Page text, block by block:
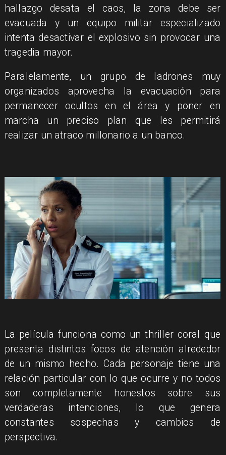
hallazgo desata el caos, la zona debe ser
evacuada y un equipo militar especializado
intenta desactivar el explosivo sin provocar una
tragedia mayor.
Paralelamente, un grupo de ladrones muy
organizados aprovecha la evacuación para
permanecer ocultos en el área y poner en
marcha un preciso plan que les permitirá
realizar un atraco millonario a un banco.
La película funciona como un thriller coral que
presenta distintos focos de atención alrededor
de un mismo hecho. Cada personaje tiene una
relación particular con lo que ocurre y no todos
son completamente honestos sobre sus
verdaderas intenciones, lo que genera
constantes sospechas y cambios de
perspectiva.